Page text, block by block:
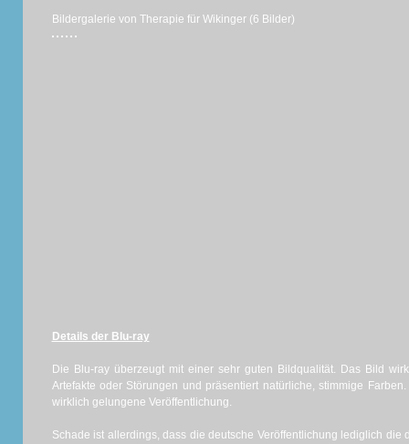
Bildergalerie von Therapie für Wikinger (6 Bilder)
Details der Blu-ray
Die Blu-ray überzeugt mit einer sehr guten Bildqualität. Das Bild
Artefakte oder Störungen und präsentiert natürliche, stimmige
wirklich gelungene Veröffentlichung.
Schade ist allerdings, dass die deutsche Veröffentlichung lediglich die